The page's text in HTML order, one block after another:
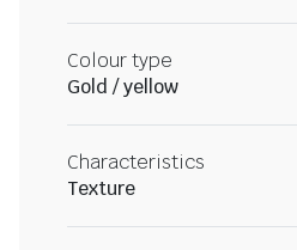
Colour type
Gold / yellow
Characteristics
Texture